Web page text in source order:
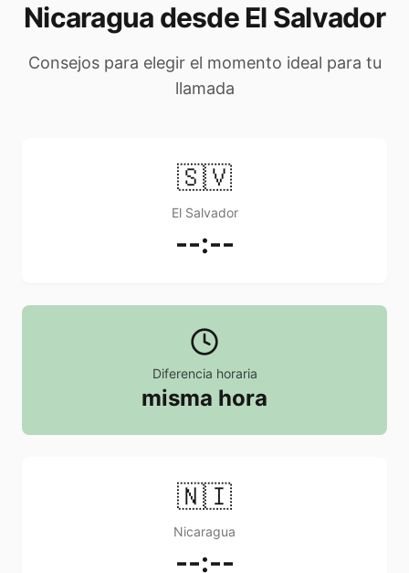
Nicaragua desde El Salvador
Consejos para elegir el momento ideal para tu
llamada
🇸🇻
El Salvador
--:--
Diferencia horaria
misma hora
🇳🇮
Nicaragua
--:--